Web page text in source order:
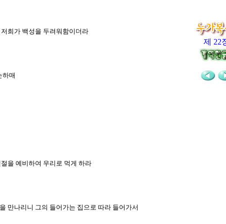
제 22
희가 백성을 두려워함이더라
하매
을 예비하여 우리로 먹게 하라
만나리니 그의 들어가는 집으로 따라 들어가서